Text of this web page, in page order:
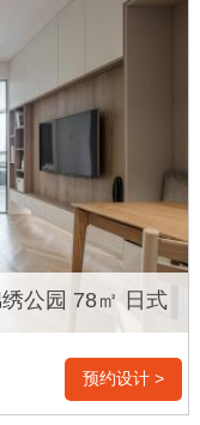
公园 78㎡ 日式
预约设计 >